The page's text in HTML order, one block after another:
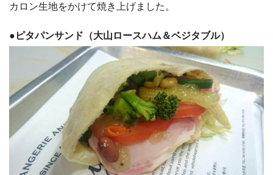
カロン生地をかけて焼き上げました。
● ピタパンサンド（大山ロースハム＆ベジタブル）